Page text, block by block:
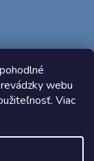
webu
Viac
vyhradené.